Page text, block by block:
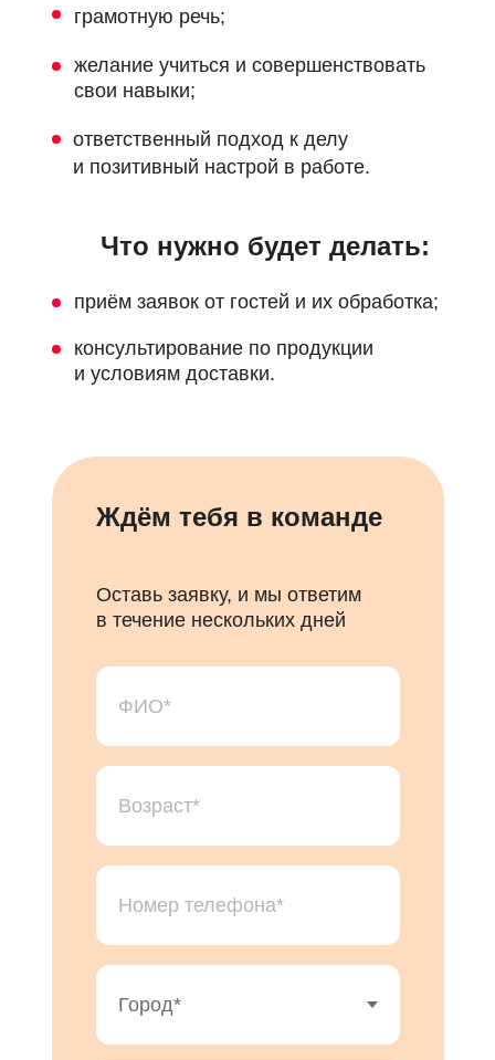
грамотную речь;
желание учиться и совершенствовать
свои навыки;
ответственный подход к делу
и позитивный настрой в работе.
Что нужно будет делать:
консультирование по продукции
и условиям доставки.
приём заявок от гостей и их обработка;
Ждём тебя в команде
Оставь заявку, и мы ответим
в течение нескольких дней